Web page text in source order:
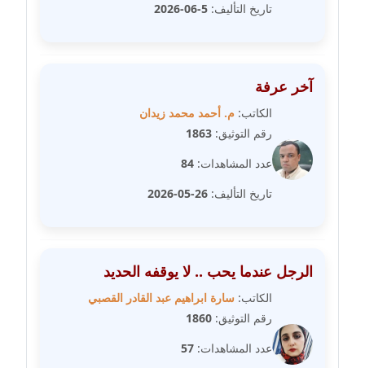
مدونة علي الفشني
عاملة
عاملة
مدونة غادة زهران
عاملة
مدونة غادة سيد
عاملة
تاريخ التأليف: 5-06-2026
آخر عرفة
الكاتب: م. أحمد محمد زيدان
رقم التوثيق: 1863
عدد المشاهدات: 84
تاريخ التأليف: 26-05-2026
الرجل عندما يحب .. لا يوقفه الحديد
الكاتب: سارة ابراهيم عبد القادر القصبي
رقم التوثيق: 1860
عدد المشاهدات: 57